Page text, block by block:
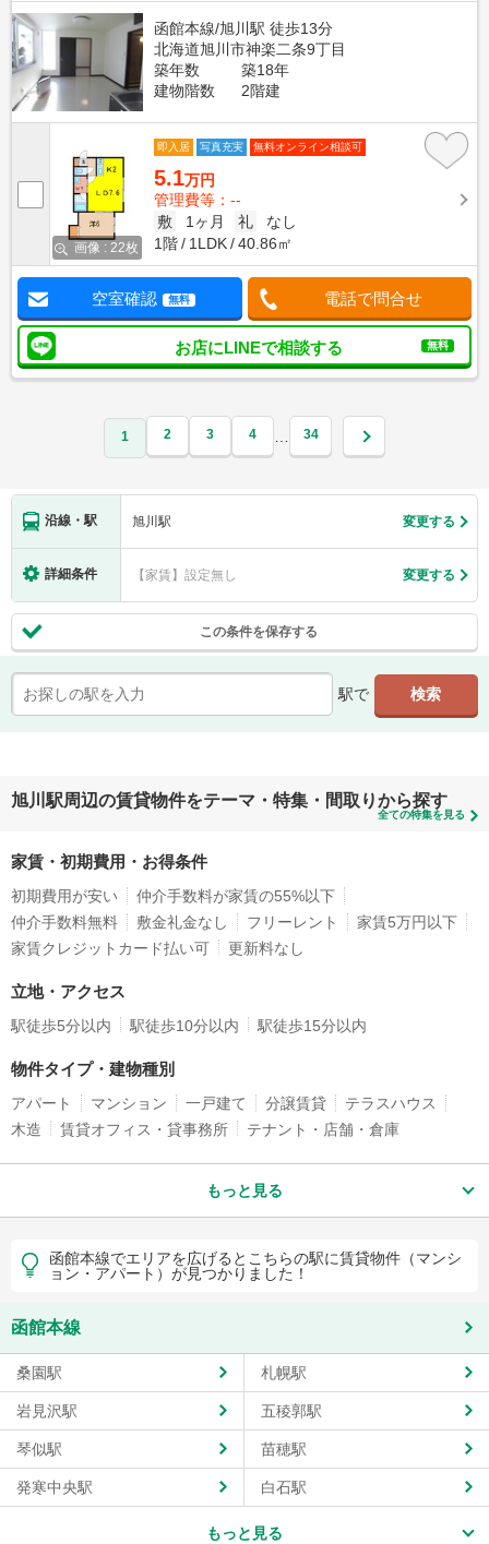
函館本線/旭川駅 徒歩13分
北海道旭川市神楽二条9丁目
築年数
築18年
建物階数
2階建
画像 : 22枚
即入居 写真充実 無料オンライン相談可
5.1万円
管理費等：--
敷
1ヶ月 礼
なし
1階
1LDK 40.86㎡
空室確認 無料 電話で問合せ
お店にLINEで相談する 無料
1 2 3 4 34
沿線・駅 旭川駅 変更する
詳細条件 【家賃】設定無し 変更する
この条件を保存する
駅で
旭川駅周辺の賃貸物件をテーマ・特集・間取りから探す
全ての特集を見る
家賃・初期費用・お得条件
初期費用が安い
仲介手数料が家賃の55%以下
仲介手数料無料
敷金礼金なし フリーレント
家賃5万円以下
家賃クレジットカード払い可
更新料なし
立地・アクセス
駅徒歩5分以内 駅徒歩10分以内 駅徒歩15分以内
物件タイプ・建物種別
アパート マンション 一戸建て 分譲賃貸
テラスハウス
木造
賃貸オフィス・貸事務所 テナント・店舗・倉庫
もっと見る
函館本線でエリアを広げるとこちらの駅に賃貸物件（マンシ
ョン・アパート）が見つかりました！
函館本線
桑園駅 札幌駅
岩見沢駅 五稜郭駅
琴似駅 苗穂駅
発寒中央駅 白石駅
もっと見る